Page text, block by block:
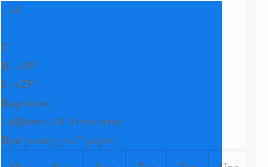
+34
°
C
H:+39°
L:+25°
Καρδίτσα
Σάββατο, 08 Αύγουστος
Πρόγνωση για 7 μέρες